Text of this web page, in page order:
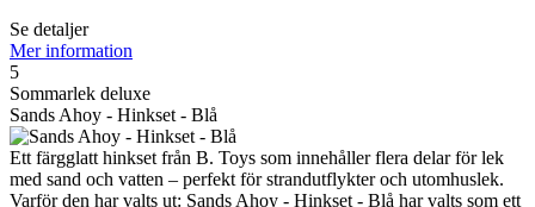
Se detaljer
Mer information
5
Sommarlek deluxe
Sands Ahoy - Hinkset - Blå
Ett färgglatt hinkset från B. Toys som innehåller flera delar för lek
med sand och vatten – perfekt för strandutflykter och utomhuslek.
Varför den har valts ut: Sands Ahoy - Hinkset - Blå har valts som ett